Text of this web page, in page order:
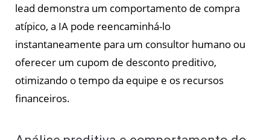
lead demonstra um comportamento de compra
atípico, a IA pode reencaminhá-lo
instantaneamente para um consultor humano ou
oferecer um cupom de desconto preditivo,
otimizando o tempo da equipe e os recursos
financeiros.